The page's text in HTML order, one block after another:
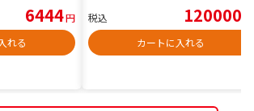
6444円
れる
税込 120000
カートに入れる